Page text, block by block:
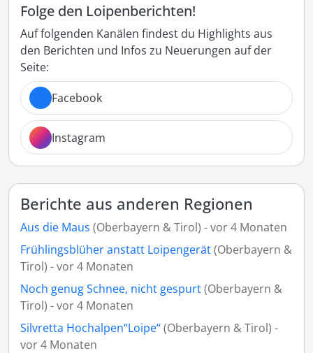
Folge den Loipenberichten!
Auf folgenden Kanälen findest du Highlights aus
den Berichten und Infos zu Neuerungen auf der
Seite:
Facebook
Instagram
Berichte aus anderen Regionen
Aus die Maus (Oberbayern & Tirol) - vor 4 Monaten
Frühlingsblüher anstatt Loipengerät(Oberbayern &
Tirol) - vor 4 Monaten
Noch genug Schnee, nicht gespurt(Oberbayern &
Tirol) - vor 4 Monaten
Silvretta Hochalpen“Loipe“(Oberbayern & Tirol) -
vor 4 Monaten